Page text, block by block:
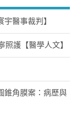
醫事裁判】
護【醫學人文】
錐角膜案：病歷與